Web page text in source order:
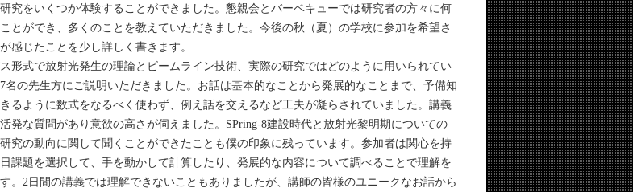
究をいくつか体験することができました。懇親会とバーベキューでは研究者の方々に何
とができ、多くのことを教えていただきました。今後の秋（夏）の学校に参加を希望さ
感じたことを少し詳しく書きます。
形式で放射光発生の理論とビームライン技術、実際の研究ではどのように用いられてい
名の先生方にご説明いただきました。お話は基本的なことから発展的なことまで、予備知
るように数式をなるべく使わず、例え話を交えるなど工夫が凝らされていました。講義
発な質問があり意欲の高さが伺えました。SPring-8建設時代と放射光黎明期についての
究の動向に関して聞くことができたことも僕の印象に残っています。参加者は関心を持
課題を選択して、手を動かして計算したり、発展的な内容について調べることで理解を
。2日間の講義では理解できないこともありましたが、講師の皆様のユニークなお話から